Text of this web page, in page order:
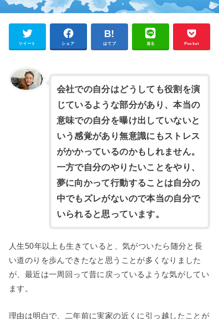
ツイート シェア はてブ 送る Pocket
会社での自分はどうしても役割を演
じているような部分があり、本当の
意味での自分を曝け出していないと
いう感覚があり無意識にもストレス
がかかっているのかもしれません。
一方で自分のやりたいことをやり、
夢に向かって行動することは自分の
中でもズレがないので本当の自分で
いられると思っています。
人生50年以上も生きていると、気がついたら随分と長
い道のりを歩んできたなと思うことが多くなりました
が、最近は一周回って昔に戻っているような気がしてい
ます。
理由は明白で、二年前に実家の近くに引っ越したことが